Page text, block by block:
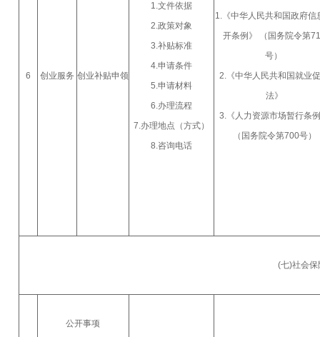
6 创业服务 创业补贴申领
1.文件依据
2.政策对象
3.补贴标准
4.申请条件
5.申请材料
6.办理流程
7.办理地点（方式）
8.咨询电话
1.《中华人民共和国政府信
开条例》 （国务院令第
号）
2.《中华人民共和国就业
法》
3.《人力资源市场暂行条
（国务院令第700号）
(七)社会
公开事项